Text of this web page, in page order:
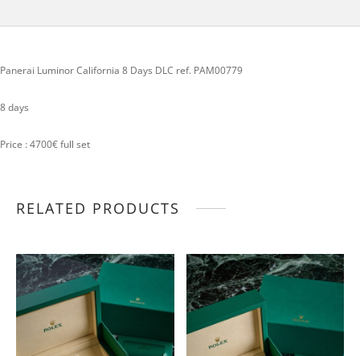
Panerai Luminor California 8 Days DLC ref. PAM00779
8 days
Price : 4700€ full set
RELATED PRODUCTS